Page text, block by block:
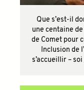
Que s’est-il
une centaine
de Comet pour
Inclusion de
s’accueillir –